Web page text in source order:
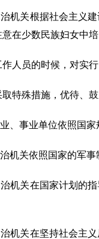
机关根据社会主义
在少数民族妇女中
人员的时候，对实
特殊措施，优待、
、事业单位依照国
机关依照国家的军
机关在国家计划的
机关在坚持社会主